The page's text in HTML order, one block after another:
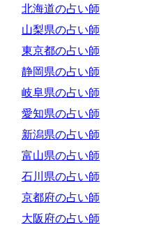
北海道の占い師
山梨県の占い師
東京都の占い師
静岡県の占い師
岐阜県の占い師
愛知県の占い師
新潟県の占い師
富山県の占い師
石川県の占い師
京都府の占い師
大阪府の占い師